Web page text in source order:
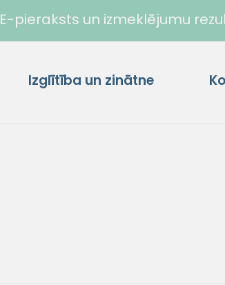
E-pieraksts un izmeklējumu
Izglītība un zinātne